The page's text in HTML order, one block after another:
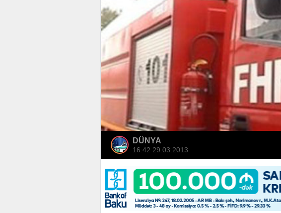
DÜNYA
16:42 29.03.2013